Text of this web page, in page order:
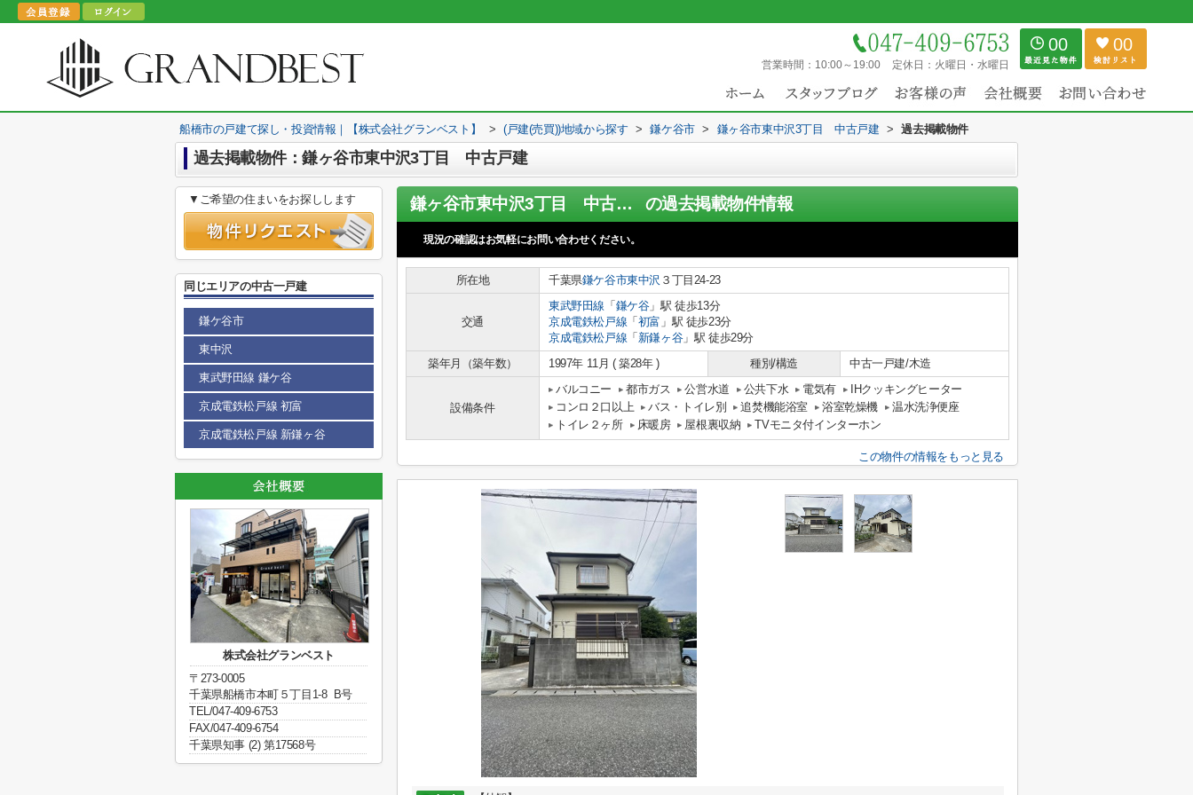
営業時間： 10:00～19:00 定休日： 火曜日・水曜日
00 00
船橋市の戸建て探し・投資情報｜【株式会社グランベスト】 > (戸建(売買))地域から探す > 鎌ケ谷市 > 鎌ヶ谷市東中沢3丁目 中古戸建 > 過去掲載物件
過去掲載物件：鎌ヶ谷市東中沢3丁目 中古戸建
鎌ヶ谷市東中沢3丁目 中古戸建 の過去掲載物件情報
現況の確認はお気軽にお問い合わせください。
所在地 千葉県鎌ケ谷市東中沢 ３丁目24-23
交通
東武野田線 「 鎌ケ谷」駅 徒歩13分
京成電鉄松戸線 「 初富 」駅 徒歩23分
京成電鉄松戸線 「 新鎌ヶ谷」駅 徒歩29分
築年月（築年数）
1997年 11月 ( 築28年 ) 種別/構造 中古一戸建/木造
設備条件
バルコニー 都市ガス 公営水道 公共下水 電気有
IHクッキングヒーター
コンロ２口以上
バス・トイレ別 追焚機能浴室 浴室乾燥機
温水洗浄便座
トイレ２ヶ所
床暖房 屋根裏収納 TVモニタ付インターホン
この物件の情報をもっと見る
▼ご希望の住まいをお探しします
同じエリアの中古一戸建
鎌ケ谷市
東中沢
東武野田線 鎌ケ谷
京成電鉄松戸線 初富
京成電鉄松戸線 新鎌ヶ谷
株式会社グランベスト
〒273-0005
千葉県船橋市本町５丁目1-8 B号
TEL/047-409-6753
FAX/047-409-6754
千葉県知事 (2) 第17568号